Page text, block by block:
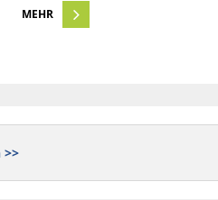
MEHR